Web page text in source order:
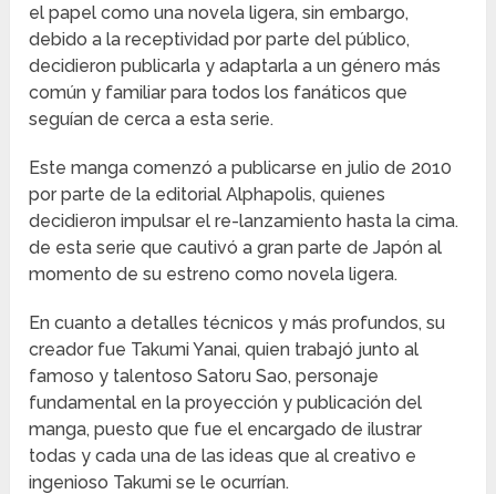
el papel como una novela ligera, sin embargo,
debido a la receptividad por parte del público,
decidieron publicarla y adaptarla a un género más
común y familiar para todos los fanáticos que
seguían de cerca a esta serie.
Este manga comenzó a publicarse en julio de 2010
por parte de la editorial Alphapolis, quienes
decidieron impulsar el re-lanzamiento hasta la cima.
de esta serie que cautivó a gran parte de Japón al
momento de su estreno como novela ligera.
En cuanto a detalles técnicos y más profundos, su
creador fue Takumi Yanai, quien trabajó junto al
famoso y talentoso Satoru Sao, personaje
fundamental en la proyección y publicación del
manga, puesto que fue el encargado de ilustrar
todas y cada una de las ideas que al creativo e
ingenioso Takumi se le ocurrían.